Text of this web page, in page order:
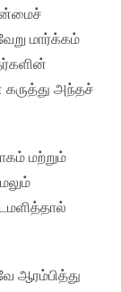
மார்க்கம்
அந்தச்
மற்றும்
ஆரம்பித்து